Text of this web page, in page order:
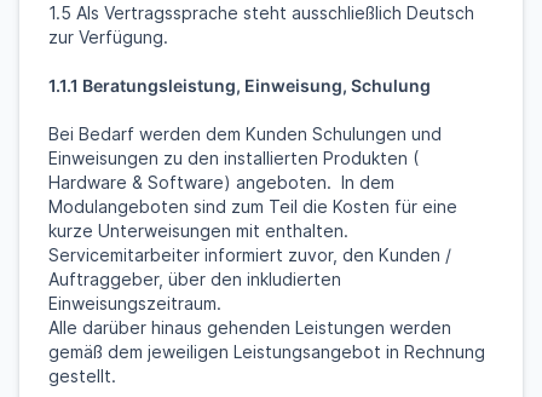
1.5 Als Vertragssprache steht ausschließlich Deutsch
zur Verfügung.
1.1.1 Beratungsleistung, Einweisung, Schulung
Bei Bedarf werden dem Kunden Schulungen und
Einweisungen zu den installierten Produkten (
Hardware & Software) angeboten. In dem
Modulangeboten sind zum Teil die Kosten für eine
kurze Unterweisungen mit enthalten.
Servicemitarbeiter informiert zuvor, den Kunden /
Auftraggeber, über den inkludierten
Einweisungszeitraum.
Alle darüber hinaus gehenden Leistungen werden
gemäß dem jeweiligen Leistungsangebot in Rechnung
gestellt.